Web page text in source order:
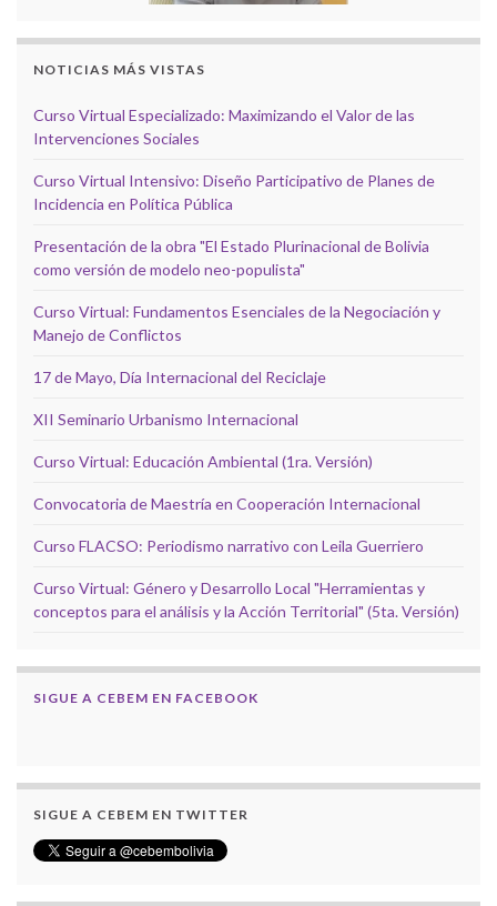
NOTICIAS MÁS VISTAS
Curso Virtual Especializado: Maximizando el Valor de las
Intervenciones Sociales
Curso Virtual Intensivo: Diseño Participativo de Planes de
Incidencia en Política Pública
Presentación de la obra "El Estado Plurinacional de Bolivia
como versión de modelo neo-populista"
Curso Virtual: Fundamentos Esenciales de la Negociación y
Manejo de Conflictos
17 de Mayo, Día Internacional del Reciclaje
XII Seminario Urbanismo Internacional
Curso Virtual: Educación Ambiental (1ra. Versión)
Convocatoria de Maestría en Cooperación Internacional
Curso FLACSO: Periodismo narrativo con Leila Guerriero
Curso Virtual: Género y Desarrollo Local "Herramientas y
conceptos para el análisis y la Acción Territorial" (5ta. Versión)
SIGUE A CEBEM EN FACEBOOK
SIGUE A CEBEM EN TWITTER